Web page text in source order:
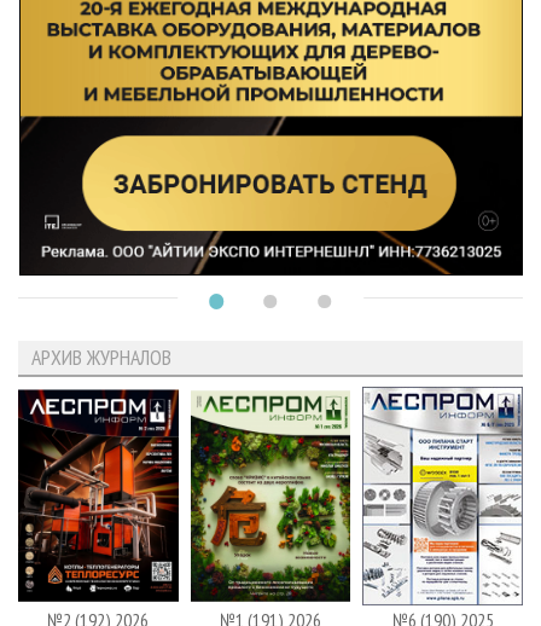
АРХИВ ЖУРНАЛОВ
№2 (192) 2026 №1 (191) 2026 №6 (190) 2025